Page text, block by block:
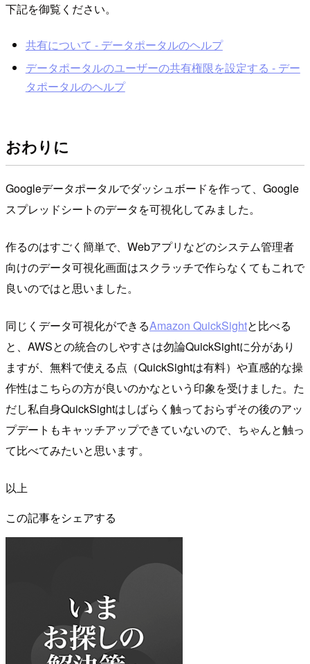
下記を御覧ください。
共有について - データポータルのヘルプ
データポータルのユーザーの共有権限を設定する - デー
タポータルのヘルプ
おわりに
Googleデータポータルでダッシュボードを作って、Google
スプレッドシートのデータを可視化してみました。
作るのはすごく簡単で、Webアプリなどのシステム管理者
向けのデータ可視化画面はスクラッチで作らなくてもこれで
良いのではと思いました。
同じくデータ可視化ができるAmazon QuickSightと比べる
と、AWSとの統合のしやすさは勿論QuickSightに分があり
ますが、無料で使える点（QuickSightは有料）や直感的な操
作性はこちらの方が良いのかなという印象を受けました。た
だし私自身QuickSightはしばらく触っておらずその後のアッ
プデートもキャッチアップできていないので、ちゃんと触っ
て比べてみたいと思います。
以上
この記事をシェアする